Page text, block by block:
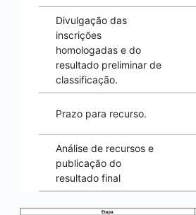
Divulgação das
inscrições
homologadas e do
resultado preliminar de
classificação.
Prazo para recurso.
Análise de recursos e
publicação do
resultado final